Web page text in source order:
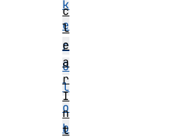
k
e
r
G
l
o
b
c
l
e
a
r
I
n
t